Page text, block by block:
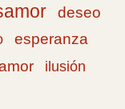
deseo
esperanza
ilusión